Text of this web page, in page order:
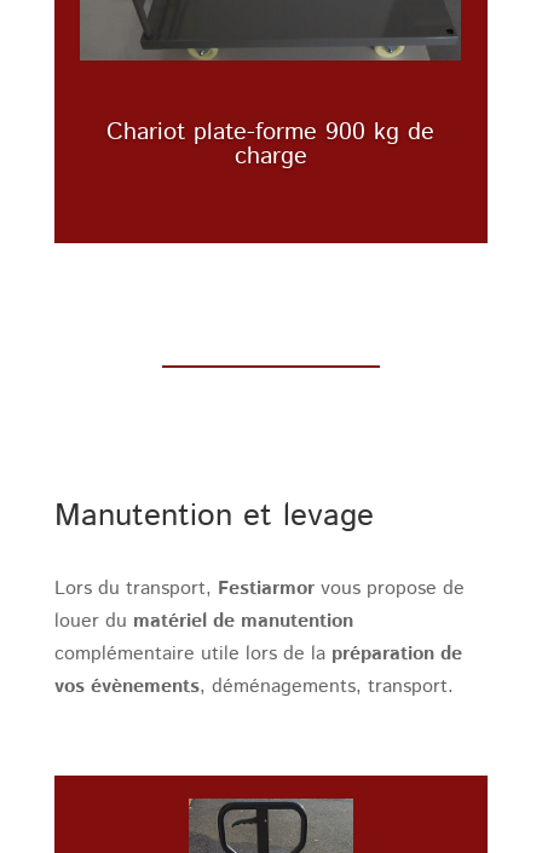
Chariot plate-forme 900 kg de
charge
Manutention et levage
Lors du transport, Festiarmorvous propose de
louer du matériel de manutention
complémentaire utile lors de la préparation de
vos évènements, déménagements, transport.